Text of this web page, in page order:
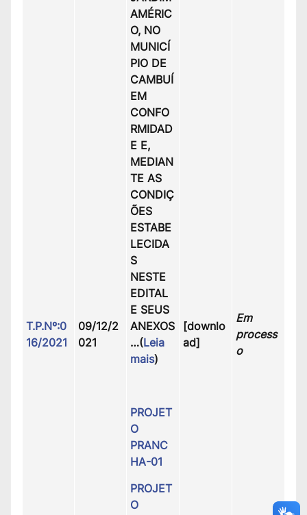
T.P.Nº:0
16/2021
09/12/2
021
AMÉRIC
O, NO
MUNICÍ
PIO DE
CAMBUÍ
EM
CONFO
RMIDAD
E E,
MEDIAN
TE AS
CONDIÇ
ÕES
ESTABE
LECIDA
S
NESTE
EDITAL
E SEUS
ANEXOS
…(Leia
mais)
PROJET
O
PRANC
HA-01
PROJET
O
[downlo
ad]
Em
process
o